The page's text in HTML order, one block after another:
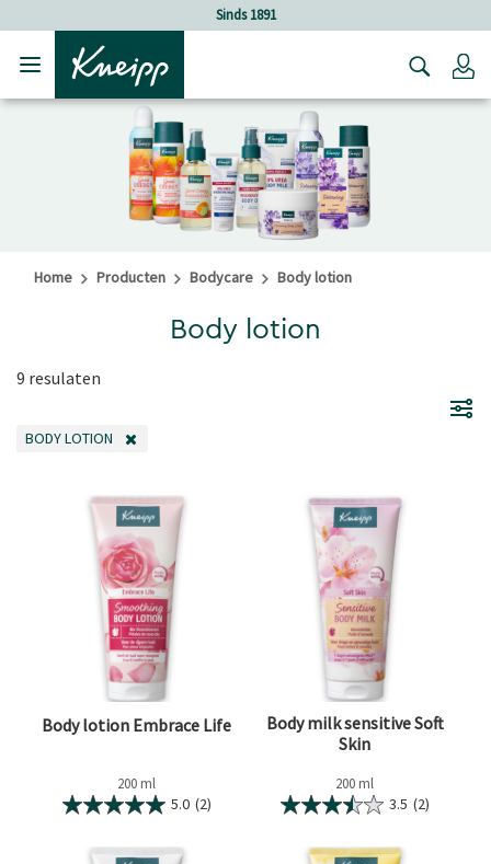
Verder gaan naar hoofdinhoud.Sinds 1891
Home Producten Bodycare Body lotion
Body lotion
9 resulaten
BODY LOTION
Body lotion Embrace Life
200 ml
5.0 (2)
Body milk sensitive Soft
Skin
200 ml
3.5 (2)